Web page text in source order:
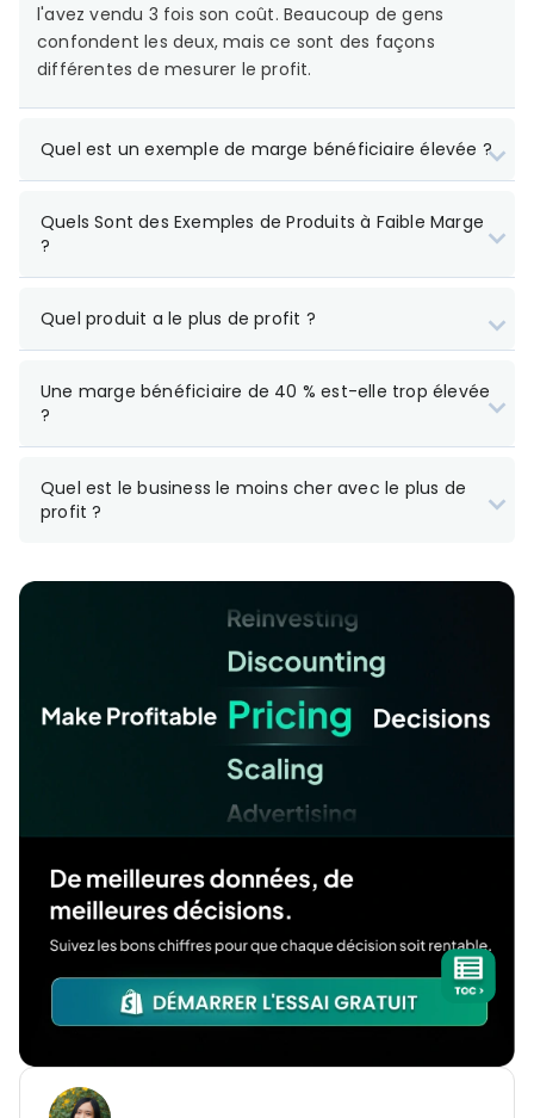
l'avez vendu 3 fois son coût. Beaucoup de gens
confondent les deux, mais ce sont des façons
différentes de mesurer le profit.
Quel est un exemple de marge bénéficiaire élevée ?
Quels Sont des Exemples de Produits à Faible Marge
?
Les accessoires électroniques génériques (par ex.
câbles de chargement standard, adaptateurs)
Les vêtements basiques sans marque (par ex. t-
shirts unis, chaussettes)
Les fournitures de bureau (par ex. papier, stylos,
cartouches d'encre)
masse (par ex. produits de nettoyage, piles)
Quel produit a le plus de profit ?
Une marge bénéficiaire de 40 % est-elle trop élevée
?
Quel est le business le moins cher avec le plus de
profit ?